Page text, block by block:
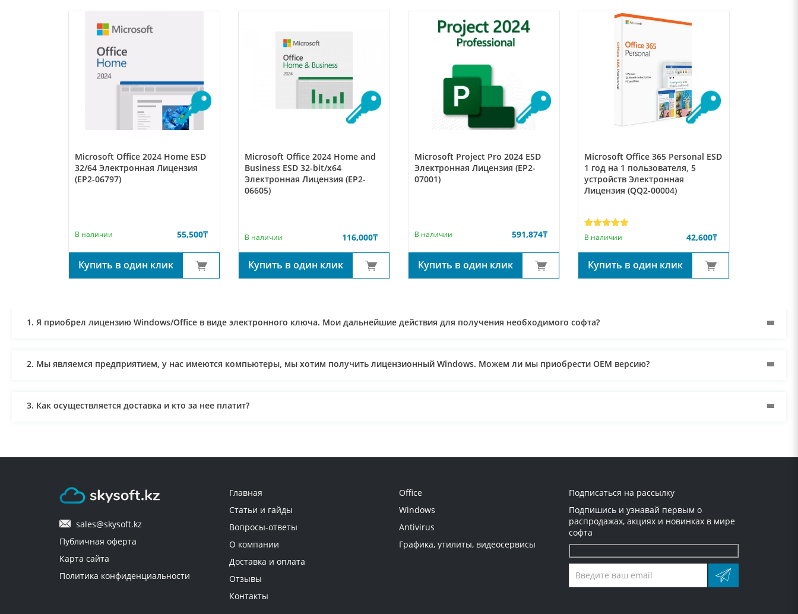
Microsoft Office 2024 Home ESD
32/64 Электронная Лицензия
(EP2-06797)
В наличии 55,500₸
Купить в один клик
Microsoft Office 2024 Home and
Business ESD 32-bit/x64
Электронная Лицензия (EP2-
06605)
В наличии 116,000₸
Купить в один клик
Microsoft Project Pro 2024 ESD
Электронная Лицензия (EP2-
07001)
В наличии 591,874₸
Купить в один клик
Microsoft Office 365 Personal ESD
1 год на 1 пользователя, 5
устройств Электронная
Лицензия (QQ2-00004)
Рейтинг
5.00из 5
на основе
опроса
4
пользователей
В наличии 42,600₸
Купить в один клик
1. Я приобрел лицензию Windows/Office в виде электронного ключа. Мои дальнейшие действия для получения необходимого софта?
2. Мы являемся предприятием, у нас имеются компьютеры, мы хотим получить лицензионный Windows. Можем ли мы приобрести ОЕM версию?
3. Как осуществляется доставка и кто за нее платит?
оформленную на юридическое лицо?
5. Через сколько будет доставлен заказ?
6. Как оплачиваются товары?
7. Можно ли вернуть приобретенный электронный ключ, если он не использовался и не прошло 2 недели?
sales@skysoft.kz
Публичная оферта
Карта сайта
Политика конфиденциальности
Главная
Статьи и гайды
Вопросы-ответы
О компании
Доставка и оплата
Отзывы
Контакты
Office
Windows
Antivirus
Графика, утилиты, видеосервисы
Подписаться на рассылку
Подпишись и узнавай первым о
распродажах, акциях и новинках в мире
софта
Оставьте
это
поле